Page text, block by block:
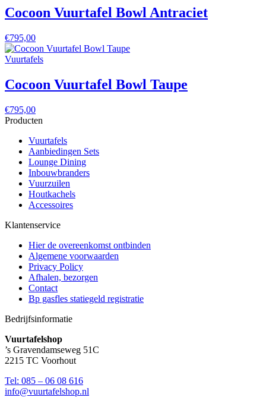
Cocoon Vuurtafel Bowl Antraciet
€795,00
Vuurtafels
Cocoon Vuurtafel Bowl Taupe
€795,00
Producten
Vuurtafels
Aanbiedingen Sets
Lounge Dining
Inbouwbranders
Vuurzuilen
Houtkachels
Accessoires
Klantenservice
Hier de overeenkomst ontbinden
Algemene voorwaarden
Privacy Policy
Afhalen, bezorgen
Contact
Bp gasfles statiegeld registratie
Bedrijfsinformatie
Vuurtafelshop
’s Gravendamseweg 51C
2215 TC Voorhout
Tel: 085 – 06 08 616
info@vuurtafelshop.nl